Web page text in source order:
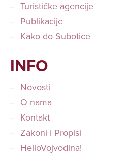
Turističke agencije
Publikacije
Kako do Subotice
INFO
Novosti
O nama
Kontakt
Zakoni i Propisi
HelloVojvodina!